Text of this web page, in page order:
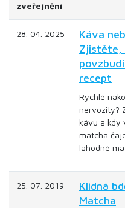
zveřejnění
28. 04. 2025
Káva
Zjistěte,
recept
Rychlé
nervozity?
kávu a kdy
matcha
lahodné
25. 07. 2019
Klidná
Matcha